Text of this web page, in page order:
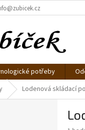
potřeby
Lodenová skládací